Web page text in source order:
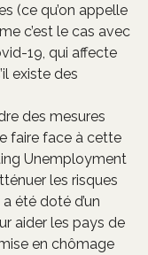
(ce qu’on appelle
c’est le cas avec
19, qui affecte
existe des
des mesures
faire face à cette
Unemployment
les risques
été doté d’un
aider les pays de
en chômage